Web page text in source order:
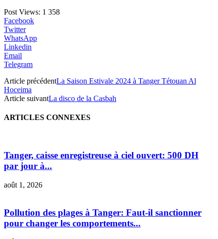
Post Views: 1 358
Facebook
Twitter
WhatsApp
Linkedin
Email
Telegram
Article précédentLa Saison Estivale 2024 à Tanger Tétouan Al
Hoceima
Article suivantLa disco de la Casbah
ARTICLES CONNEXES
Tanger, caisse enregistreuse à ciel ouvert: 500 DH
par jour à...
août 1, 2026
Pollution des plages à Tanger: Faut-il sanctionner
pour changer les comportements...